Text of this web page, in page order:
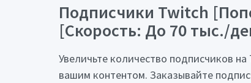
Подписчики Twitch
[Скорость: До 70 тыс./
Увеличьте количество подписчиков
вашим контентом. Заказывайте